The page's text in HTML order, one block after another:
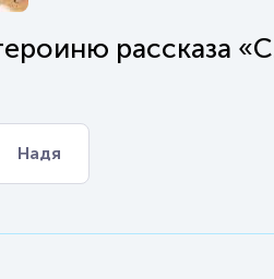
рассказа
Надя